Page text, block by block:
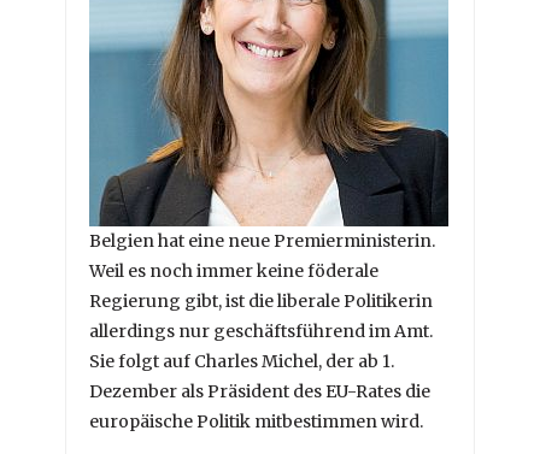
Belgien hat eine neue Premierministerin.
Weil es noch immer keine föderale
Regierung gibt, ist die liberale Politikerin
allerdings nur geschäftsführend im Amt.
Sie folgt auf Charles Michel, der ab 1.
Dezember als Präsident des EU-Rates die
europäische Politik mitbestimmen wird.